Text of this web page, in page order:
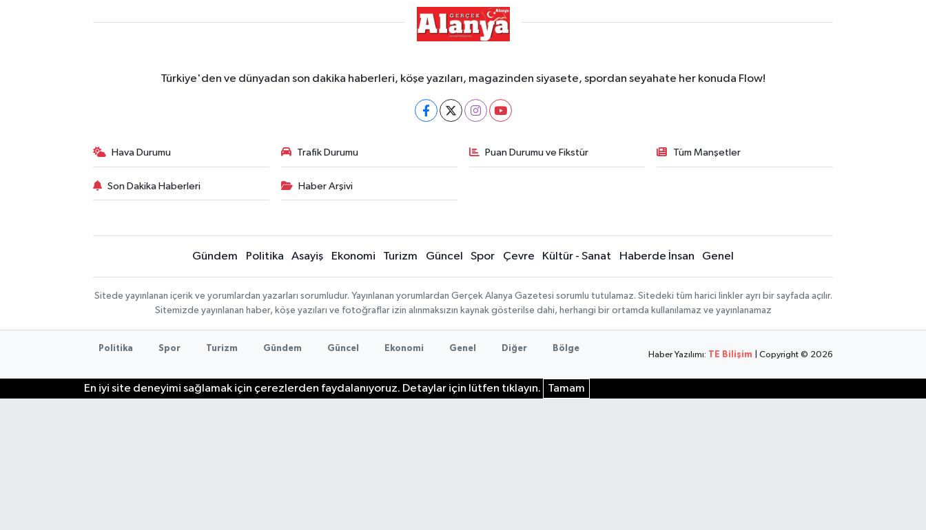
Türkiye'den ve dünyadan son dakika haberleri, köşe yazıları, magazinden siyasete, spordan seyahate her konuda Flow!
Hava Durumu Trafik Durumu Puan Durumu ve Fikstür Tüm Manşetler
Son Dakika Haberleri Haber Arşivi
Gündem Politika Asayiş Ekonomi Turizm Güncel Spor Çevre Kültür - Sanat Haberde İnsan Genel
Sitede yayınlanan içerik ve yorumlardan yazarları sorumludur. Yayınlanan yorumlardan Gerçek Alanya Gazetesi sorumlu tutulamaz. Sitedeki tüm harici linkler ayrı bir sayfada açılır.
Sitemizde yayınlanan haber, köşe yazıları ve fotoğraflar izin alınmaksızın kaynak gösterilse dahi, herhangi bir ortamda kullanılamaz ve yayınlanamaz
Politika Spor Turizm Gündem Güncel Ekonomi Genel Diğer Bölge
Haber Yazılımı: TE Bilişim | Copyright © 2026
En iyi site deneyimi sağlamak için çerezlerden faydalanıyoruz. Detaylar için lütfen tıklayın. Tamam